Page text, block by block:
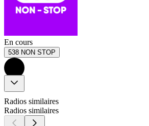
En cours
538 NON STOP
Radios similaires
Radios similaires